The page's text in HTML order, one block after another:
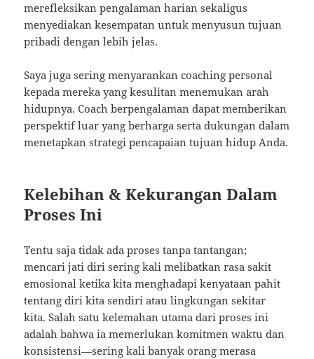
merefleksikan pengalaman harian sekaligus
menyediakan kesempatan untuk menyusun tujuan
pribadi dengan lebih jelas.
Saya juga sering menyarankan coaching personal
kepada mereka yang kesulitan menemukan arah
hidupnya. Coach berpengalaman dapat memberikan
perspektif luar yang berharga serta dukungan dalam
menetapkan strategi pencapaian tujuan hidup Anda.
Kelebihan & Kekurangan Dalam
Proses Ini
Tentu saja tidak ada proses tanpa tantangan;
mencari jati diri sering kali melibatkan rasa sakit
emosional ketika kita menghadapi kenyataan pahit
tentang diri kita sendiri atau lingkungan sekitar
kita. Salah satu kelemahan utama dari proses ini
adalah bahwa ia memerlukan komitmen waktu dan
konsistensi—sering kali banyak orang merasa